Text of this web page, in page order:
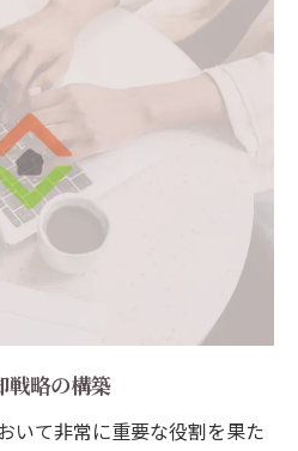
戦略の構築
いて非常に重要な役割を果た